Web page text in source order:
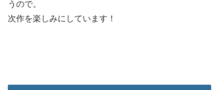
うので。
次作を楽しみにしています！